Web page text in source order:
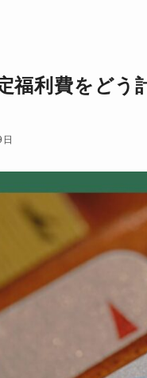
福利費をどう